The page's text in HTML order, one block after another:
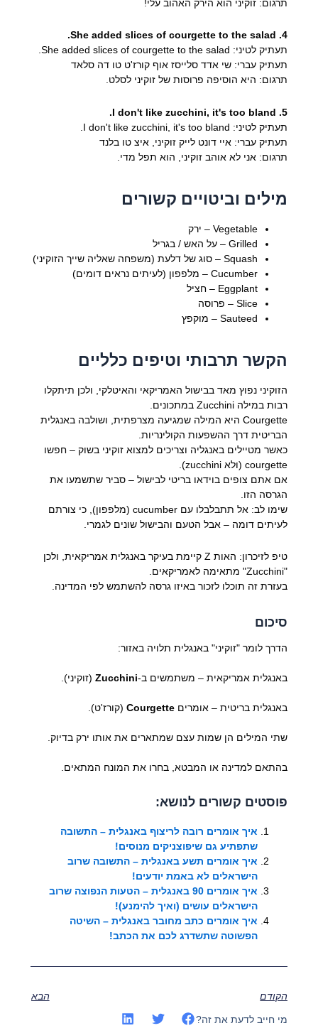
תרגום: זוקיני הוא הירק האהוב עלי!
4. She added slices of courgette to the salad.
תעתיק לטיני: She added slices of courgette to the salad.
תעתיק עברי: שי אדד סלייסז אוף קורז'ט טו דה סלאד
תרגום: היא הוסיפה פרוסות של זוקיני לסלט.
5. I don't like zucchini, it's too bland.
תעתיק לטיני: I don't like zucchini, it's too bland.
תעתיק עברי: איי דונט לייק זוקיני, איצ טו בלנד
תרגום: אני לא אוהב זוקיני, הוא תפל מדי.
מילים וביטויים קשורים
Vegetable – ירק
Grilled – על האש / בגריל
Squash – סוג של דלעת (משפחה שאליה שייך הזוקיני)
Cucumber – מלפפון (לעיתים נראים דומים)
Eggplant – חציל
Slice – פרוסה
Sauteed – מוקפץ
הקשר תרבותי וטיפים כלליים
הזוקיני נפוץ מאד בבישול האמריקאי והאיטלקי, ולכן תיתקלו
רבות במילה Zucchini במתכונים.
Courgette היא המילה שמגיעה מצרפתית, ושולבה באנגלית
הבריטית דרך ההשפעות הקולינריות.
כאשר מטיילים באנגליה וצריכים למצוא זוקיני בשוק – חפשו
courgette (ולא zucchini).
אם אתם צופים בוידאו בריטי לבישול – סביר שתשמעו את
הגרסה הזו.
שימו לב: אל תתבלבלו עם cucumber (מלפפון), כי צורתם
לעיתים דומה – אבל הטעם והבישול שונים לגמרי.
טיפ לזיכרון: האות Z קיימת בעיקר באנגלית אמריקאית, ולכן
"Zucchini" מתאימה לאמריקאים.
בעזרת זה תוכלו לזכור באיזו גרסה להשתמש לפי המדינה.
סיכום
הדרך לומר "זוקיני" באנגלית תלויה באזור:
באנגלית אמריקאית – משתמשים ב-Zucchini(זוקיני).
באנגלית בריטית – אומרים Courgette(קורז'ט).
שתי המילים הן שמות עצם שמתארים את אותו ירק בדיוק.
בהתאם למדינה או המבטא, בחרו את המונח המתאים.
פוסטים קשורים לנושא:
איך אומרים רובה לריצוף באנגלית – התשובה
שתפתיע גם שיפוצניקים מנוסים!
איך אומרים תשע באנגלית – התשובה שרוב
הישראלים לא באמת יודעים!
איך אומרים 90 באנגלית – הטעות הנפוצה שרוב
הישראלים עושים (ואיך להימנע)!
איך אומרים כתב מחובר באנגלית – השיטה
הפשוטה שתשדרג לכם את הכתב!
הקודם הבא
מי חייב לדעת את זה?